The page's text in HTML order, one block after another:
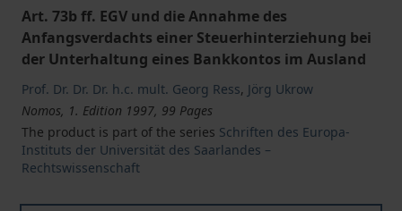
Art. 73b ff. EGV und die Annahme des
Anfangsverdachts einer Steuerhinterziehung bei
der Unterhaltung eines Bankkontos im Ausland
Prof. Dr. Dr. Dr. h.c. mult. Georg Ress, Jörg Ukrow
Nomos, 1. Edition 1997, 99 Pages
The product is part of the series Schriften des Europa-
Instituts der Universität des Saarlandes –
Rechtswissenschaft